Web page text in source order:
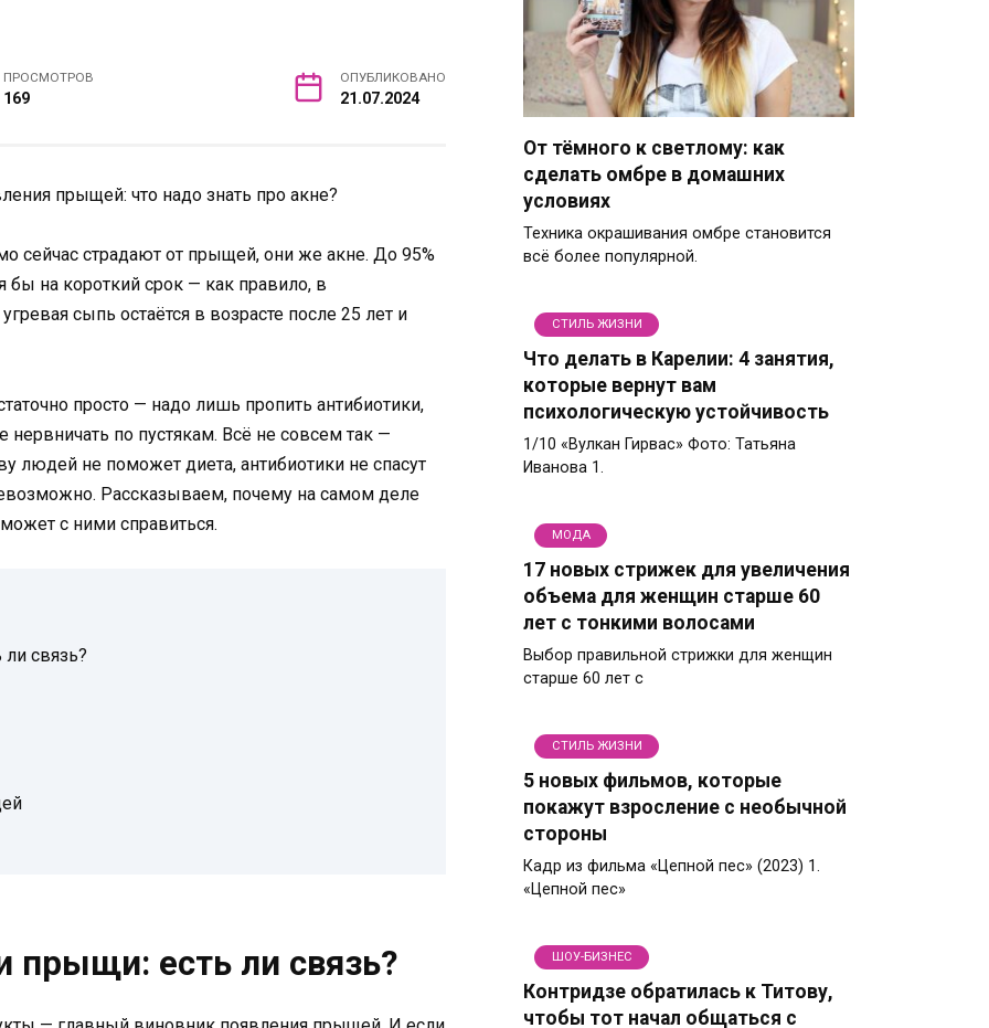
ПРОСМОТРОВ
169
ОПУБЛИКОВАНО
21.07.2024
сейчас страдают от прыщей, они же акне. До 95%
бы на короткий срок — как правило, в
сыпь остаётся в возрасте после 25 лет и
просто — надо лишь пропить антибиотики,
по пустякам. Всё не совсем так —
людей не поможет диета, антибиотики не спасут
Рассказываем, почему на самом деле
с ними справиться.
связь?
есть ли связь?
От тёмного к светлому: как
сделать омбре в домашних
условиях
Техника окрашивания омбре становится
всё более популярной.
СТИЛЬ ЖИЗНИ
Что делать в Карелии: 4 занятия,
которые вернут вам
психологическую устойчивость
1/10 «Вулкан Гирвас» Фото: Татьяна
Иванова 1.
МОДА
17 новых стрижек для увеличения
объема для женщин старше 60
лет с тонкими волосами
Выбор правильной стрижки для женщин
старше 60 лет с
СТИЛЬ ЖИЗНИ
5 новых фильмов, которые
покажут взросление с необычной
стороны
Кадр из фильма «Цепной пес» (2023) 1.
«Цепной пес»
ШОУ-БИЗНЕС
Контридзе обратилась к Титову,
чтобы тот начал общаться с